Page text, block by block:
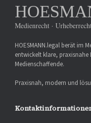
Medienrecht ·
HOESMANN.legal berät im
entwickelt klare,
Medienschaffende.
Praxisnah, modern und